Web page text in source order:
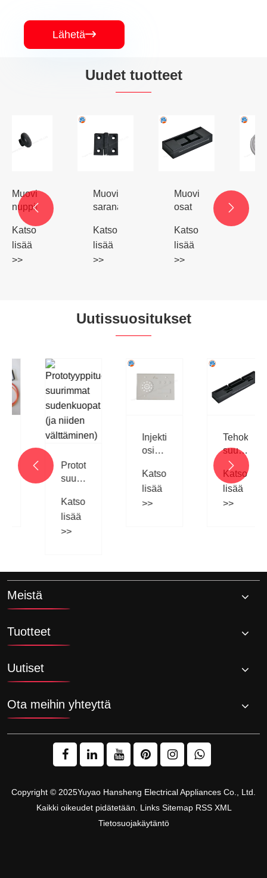
Lähetä
Uudet tuotteet
Muovinen
sarana
Muoviset
injektioosat
 
Uutissuositukset
Prototyyppituotteiden
suurimmat
niiden
välttäminen)
Katso
Injektiovalettujen
osien
standardit
Katso
Tehokas
suuren
määrän
laajamittaista
tuotantoa
Katso
 
Meistä
Tuotteet
Uutiset
Ota meihin yhteyttä
Copyright © 2025Yuyao Hansheng Electrical Appliances Co., Ltd.
Kaikki oikeudet pidätetään. Links Sitemap RSS XML
Tietosuojakäytäntö